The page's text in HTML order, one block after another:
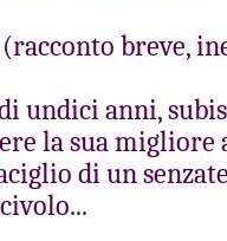
breve,
undici anni,
la sua migliore
di un